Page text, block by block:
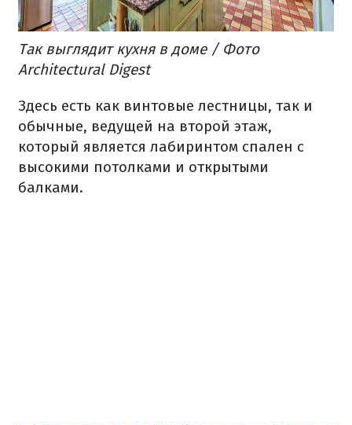
Так выглядит кухня в доме / Фото
Architectural Digest
Здесь есть как винтовые лестницы, так и
обычные, ведущей на второй этаж,
который является лабиринтом спален с
высокими потолками и открытыми
балками.